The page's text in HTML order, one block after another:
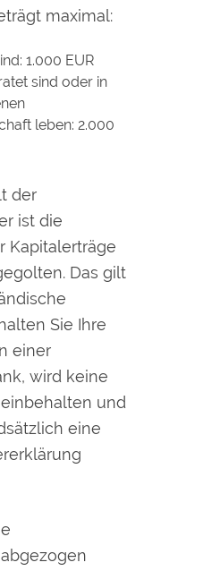
maximal:
1.000 EUR
sind oder in
leben: 2.000
der
ist die
Kapitalerträge
Das gilt
Sie Ihre
einer
wird keine
und
eine